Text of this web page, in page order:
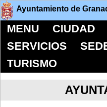
Ayuntamiento de
MENU CIUDAD
SERVICIOS
TURISMO